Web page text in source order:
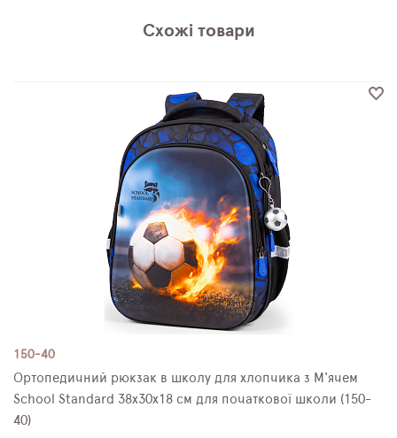
Схожі товари
150-40
Ортопедичний рюкзак в школу для хлопчика з М'ячем
School Standard 38х30х18 см для початкової школи (150-
40)